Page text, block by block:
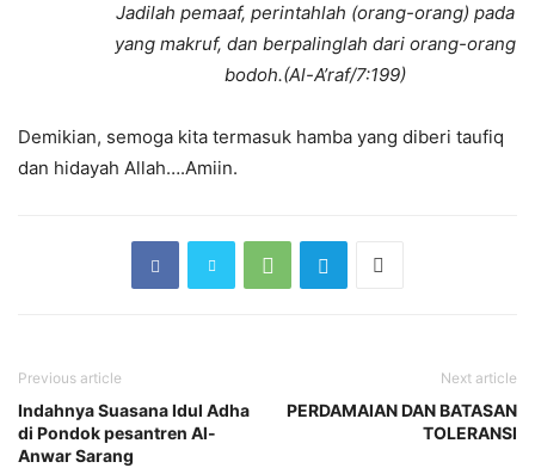
Jadilah pemaaf, perintahlah (orang-orang) pada
yang makruf, dan berpalinglah dari orang-orang
bodoh.(Al-A’raf/7:199)
Demikian, semoga kita termasuk hamba yang diberi taufiq
dan hidayah Allah….Amiin.
Previous article
Indahnya Suasana Idul Adha
di Pondok pesantren Al-
Anwar Sarang
Next article
PERDAMAIAN DAN BATASAN
TOLERANSI